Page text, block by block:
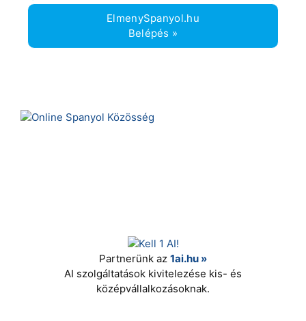
ElmenySpanyol.hu
Belépés »
Partnerünk az 1ai.hu »
AI szolgáltatások kivitelezése kis- és
középvállalkozásoknak.